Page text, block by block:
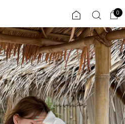
0
ENG
TW
JP
플러스핏 회원혜택 입
COMMUNITY
0